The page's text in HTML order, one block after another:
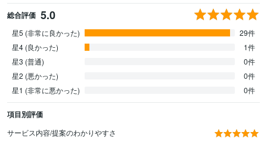
総合評価 5.0
星5 (非常に良かった)
29件
星4 (良かった)
1件
星3 (普通)
0件
星2 (悪かった)
0件
星1 (非常に悪かった)
0件
項目別評価
サービス内容/提案のわかりやすさ